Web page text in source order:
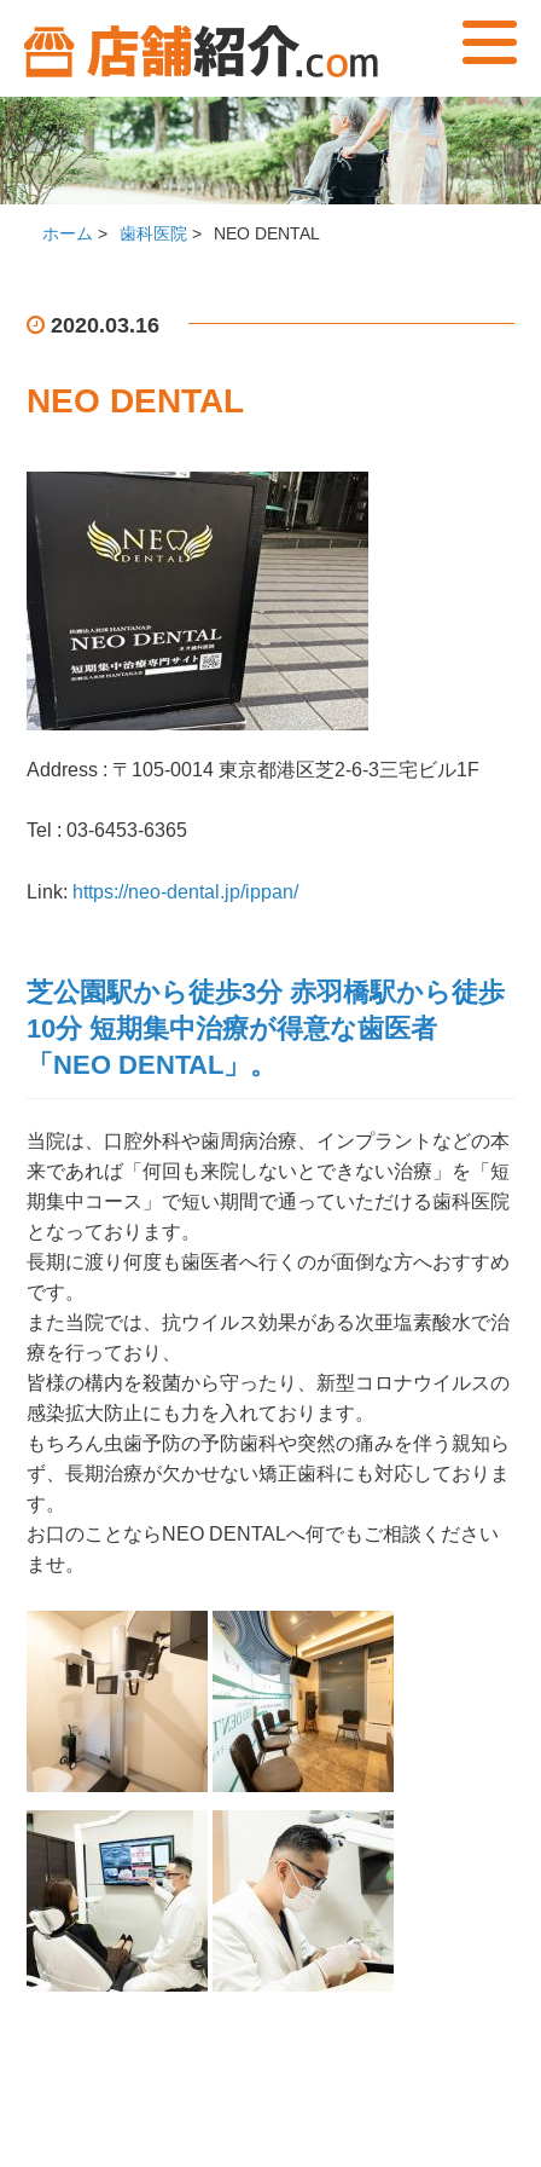
ホーム > 歯科医院 > NEO DENTAL
2020.03.16
NEO DENTAL
Address : 〒105-0014 東京都港区芝2-6-3三宅ビル1F
Tel : 03-6453-6365
Link: https://neo-dental.jp/ippan/
芝公園駅から徒歩3分 赤羽橋駅から徒歩
10分 短期集中治療が得意な歯医者
「NEO DENTAL」。
当院は、口腔外科や歯周病治療、インプラントなどの本
来であれば「何回も来院しないとできない治療」を「短
期集中コース」で短い期間で通っていただける歯科医院
となっております。
長期に渡り何度も歯医者へ行くのが面倒な方へおすすめ
です。
また当院では、抗ウイルス効果がある次亜塩素酸水で治
療を行っており、
皆様の構内を殺菌から守ったり、新型コロナウイルスの
感染拡大防止にも力を入れております。
もちろん虫歯予防の予防歯科や突然の痛みを伴う親知ら
ず、長期治療が欠かせない矯正歯科にも対応しておりま
す。
お口のことならNEO DENTALへ何でもご相談ください
ませ。